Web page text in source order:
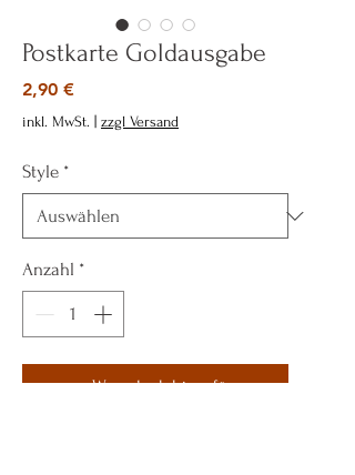
Postkarte Goldausgabe
2,90 €Preis
inkl. MwSt. zzgl Versand
Style *
Anzahl *
zum Warenkorb hinzufügen